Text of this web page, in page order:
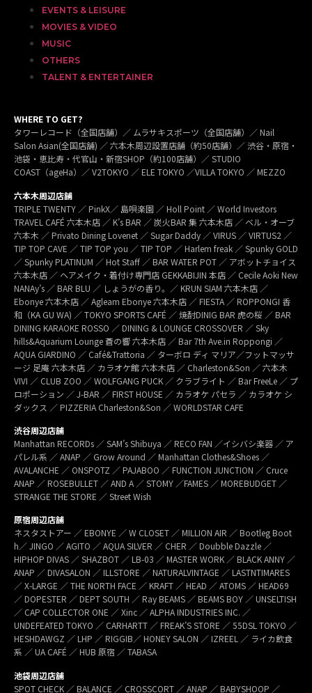
EVENTS & LEISURE
MOVIES & VIDEO
MUSIC
OTHERS
TALENT & ENTERTAINER
WHERE TO GET?
タワーレコード（全国店舗）／ ムラサキスポーツ（全国店舗）／ Nail
Salon Asian(全国店舗) ／ 六本木周辺設置店舗（約50店舗）／ 渋谷・原宿・
池袋・恵比寿・代官山・新宿SHOP（約100店舗）／ STUDIO
COAST（ageHa）／ V2TOKYO ／ ELE TOKYO ／VILLA TOKYO ／ MEZZO
六本木周辺店舗
TRIPLE TWENTY ／ PinkX／ 島唄楽園 ／ Holl Point ／ World Investors
TRAVEL CAFÉ 六本木店 ／ K’s BAR ／ 炭火BAR 集 六本木店 ／ ベル・オーブ
六本木 ／ Privato Dining Lovenet ／ Sugar Daddy ／ VIRUS ／ VIRTUS2 ／
TIP TOP CAVE ／ TIP TOP you ／ TIP TOP ／ Harlem freak ／ Spunky GOLD
／ Spunky PLATINUM ／ Hot Staff ／ BAR WATER POT ／ アボットチョイス
六本木店 ／ ヘアメイク・着付け専門店 GEKKABIJIN 本店 ／ Cecile Aoki New
NANAy’s ／ BAR BLU ／ しょうがの香り。／ KRUN SIAM 六本木店 ／
Ebonye 六本木店 ／ Agleam Ebonye 六本木店 ／ FIESTA ／ ROPPONGI 香
和（KA GU WA) ／ TOKYO SPORTS CAFÉ ／ 焼酎DINIG BAR 虎の桜 ／ BAR
DINING KARAOKE ROSSO ／ DINING & LOUNGE CROSSOVER ／ Sky
hills&Aquarium Lounge 蒼の響 六本木店 ／ Bar 7th Ave.in Roppongi ／
AQUA GIARDINO ／ Café&Trattoria ／ ターボロ ディ マリア／フットマッサ
ージ 足庵 六本木店 ／ カラオケ館 六本木店 ／ Charleston&Son ／ 六本木
VIVI ／ CLUB ZOO ／ WOLFGANG PUCK ／ クラブライト ／ Bar FreeLe ／ プ
ロポーション ／ J-BAR ／ FIRST HOUSE ／ カラオケ パセラ ／ カラオケ シ
ダックス ／ PIZZERIA Charleston&Son ／ WORLDSTAR CAFE
渋谷周辺店舗
Manhattan RECORDs ／ SAM’s Shibuya ／ RECO FAN ／イシバシ楽器 ／ ア
パレル系 ／ ANAP ／ Grow Around ／ Manhattan Clothes&Shoes ／
AVALANCHE ／ ONSPOTZ ／ PAJABOO ／ FUNCTION JUNCTION ／ Cruce
ANAP ／ ROSEBULLET ／ AND A ／ STOMY ／FAMES ／ MOREBUDGET ／
STRANGE THE STORE ／ Street Wish
原宿周辺店舗
ネスタストアー ／ EBONYE ／ W CLOSET ／ MILLION AIR ／ Bootleg Boot
h／ JINGO ／ AGITO ／ AQUA SILVER ／ CHER ／ Doubble Dazzle ／
HIPHOP DIVAS ／ SHAZBOT ／ LB-03 ／ MASTER WORK ／ BLACK ANNY ／
ANAP ／ DIVASALON ／ ILLSTORE ／ NATURALVINTAGE ／ LASTNTIMARES
／ X-LARGE ／ THE NORTH FACE ／ KRAFT ／ HEAD ／ ATOMS ／ HEAD69
／ DOPESTER ／ DEPT SOUTH ／ Ray BEAMS ／ BEAMS BOY ／ UNSELTISH
／ CAP COLLECTOR ONE ／ Xinc ／ ALPHA INDUSTRIES INC. ／
UNDEFEATED TOKYO ／ CARHARTT ／ FREAK’S STORE ／ 55DSL TOKYO ／
HESHDAWGZ ／ LHP ／ RIGGIB／ HONEY SALON ／ IZREEL ／ ライカ飲食
系 ／ UA CAFÉ ／ HUB 原宿 ／ TABASA
池袋周辺店舗
SPOT CHECK ／ BALANCE ／ CROSSCORT ／ ANAP ／ BABYSHOOP ／